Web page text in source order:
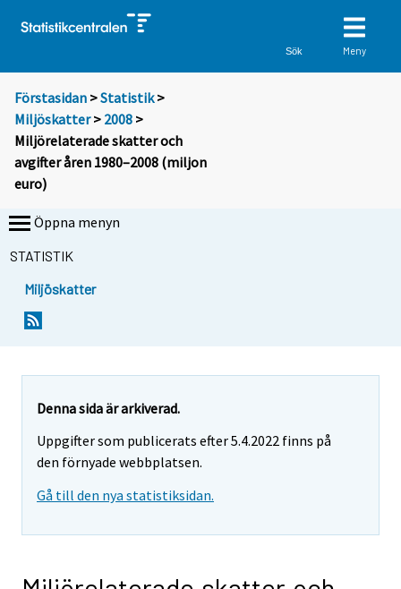
Sök Meny
Förstasidan >Statistik >
Miljöskatter> 2008 >
Miljörelaterade skatter och
avgifter åren 1980–2008 (miljon
euro)
Öppna menyn
STATISTIK
Miljöskatter
Denna sida är arkiverad.
Uppgifter som publicerats efter 5.4.2022 finns på
den förnyade webbplatsen.
Gå till den nya statistiksidan.